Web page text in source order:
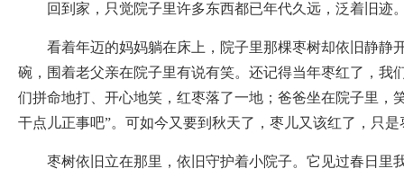
回到家，只觉院子里许多东西都已年代久远，泛着旧迹
看着年迈的妈妈躺在床上，院子里那棵枣树却依旧静静
碗，围着老父亲在院子里有说有笑。还记得当年枣红了，
们拼命地打、开心地笑，红枣落了一地；爸爸坐在院子里，
干点儿正事吧”。可如今又要到秋天了，枣儿又该红了，只
枣树依旧立在那里，依旧守护着小院子。它见过春日里